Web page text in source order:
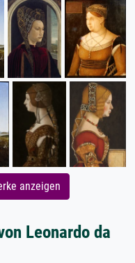
anzeigen
Leonardo da